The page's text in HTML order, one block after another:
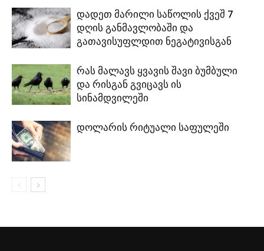
დადეთ მარილი საწოლის ქვეშ 7
დღის განმავლობაში და
გათავისუფლდით ნეგატივისგან
რას მალავს ყვავის შავი ბუმბული
და რისგან გვიცავს ის
სინამდვილეში
დოლარის რიტუალი საფულეში